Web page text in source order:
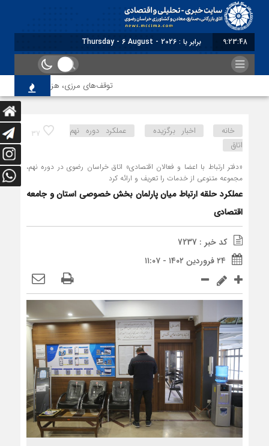
9:23:49 برابر با : Thursday - 6 August - 2026
توقف‌های مرزی، هزینه‌های پنهان و
37 خانه اخبار برگزیده
عملکرد دوره نهم
اتاق
«دفتر ارتباط با اعضا و فعالان اقتصادی» اتاق خراسان رضوی در دوره نهم،
مجموعه متنوعی از خدمات را تعریف و ارائه کرد
عملکرد حلقه ارتباط میان پارلمان بخش خصوصی استان و جامعه
اقتصادی
کد خبر : 7237
۲۴ فروردین ۱۴۰۲ - ۱۱:۰۷